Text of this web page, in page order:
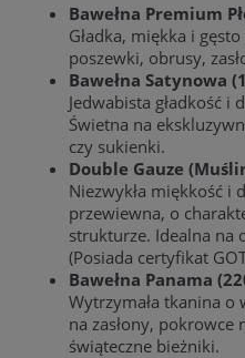
Bawełna Premium
Gładka, miękka i
poszewki, obrusy,
Bawełna Satynowa
Jedwabista gładkość i
Świetna na
czy sukienki.
Double Gauze
Niezwykła miękkość i
przewiewna, o
strukturze. Idealna na
(Posiada certyfikat
Bawełna Panama
Wytrzymała tkanina o
na zasłony, pokrowce
świąteczne bieżniki.